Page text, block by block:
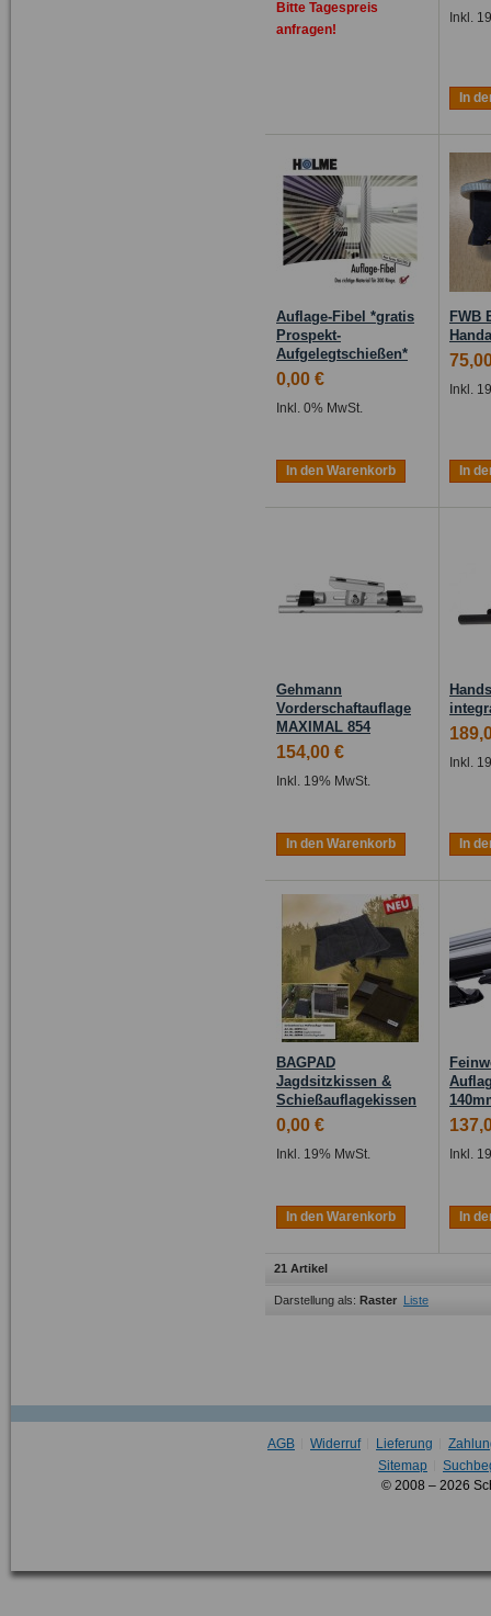
Bitte Tagespreis
anfragen!
Inkl.
In
Auflage-Fibel *gratis
Prospekt-
Aufgelegtschießen*
0,00 €
Inkl. 0% MwSt.
In den Warenkorb
FWB
Inkl.
In
Gehmann
Vorderschaftauflage
MAXIMAL 854
154,00 €
Inkl. 19% MwSt.
In den Warenkorb
Inkl.
In
BAGPAD
Jagdsitzkissen &
Schießauflagekissen
0,00 €
Inkl. 19% MwSt.
In den Warenkorb
Inkl.
In
21 Artikel
Darstellung als: Raster Liste
AGB Widerruf Lieferung
Sitemap
© 2008 – 2026